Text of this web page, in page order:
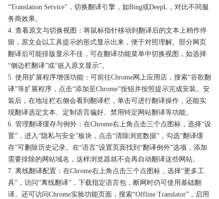
“Translation Service”，切换翻译引擎，如Bing或DeepL，对比不同服
务商效果。
4. 查看原文与切换视图：将鼠标指针移动到翻译后的文本上稍作停
留，原文会以工具提示的形式显示出来，便于对照理解。部分网页
翻译后可能排版显示不佳，可在翻译功能菜单中切换视图，如选择
“侧边栏翻译”或“嵌入原文显示”。
5. 使用扩展程序增强功能：可前往Chrome网上应用店，搜索“谷歌翻
译”等扩展程序，点击“添加至Chrome”按钮并按照提示完成安装。安
装后，在地址栏右侧会看到翻译栏，单击可进行翻译操作，还能实
现翻译选定文本、定制语言偏好、禁用特定网站翻译等功能。
6. 管理翻译缓存与例外：在Chrome右上角点击三个点图标，选择“设
置”，进入“隐私与安全”板块，点击“清除浏览数据”，勾选“翻译缓
存”可删除历史记录。在“语言”设置页面找到“翻译例外”选项，添加
需要排除的网站域名，这样浏览器就不会再自动翻译这些网站。
7. 离线翻译配置：在Chrome右上角点击三个点图标，选择“更多工
具”，访问“离线翻译”，下载指定语言包，断网时仍可使用基础翻
译。还可访问Chrome实验功能页面，搜索“Offline Translator”，启用